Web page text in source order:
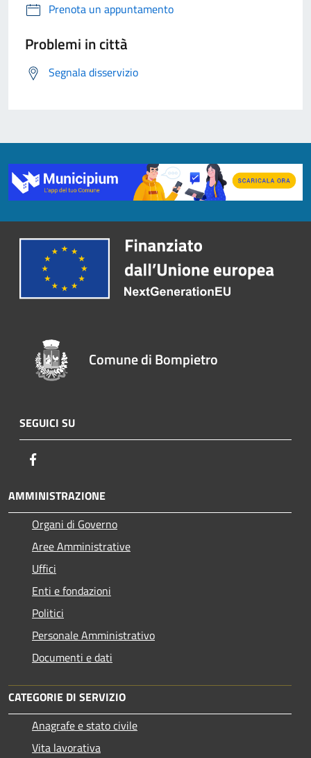
Prenota un appuntamento
Problemi in città
Segnala disservizio
Comune di Bompietro
SEGUICI SU
AMMINISTRAZIONE
Organi di Governo
Aree Amministrative
Uffici
Enti e fondazioni
Politici
Personale Amministrativo
Documenti e dati
CATEGORIE DI SERVIZIO
Anagrafe e stato civile
Vita lavorativa